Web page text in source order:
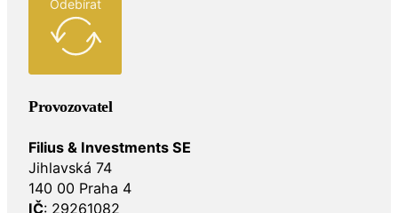
Odebírat
Provozovatel
Filius & Investments SE
Jihlavská 74
140 00 Praha 4
IČ: 29261082